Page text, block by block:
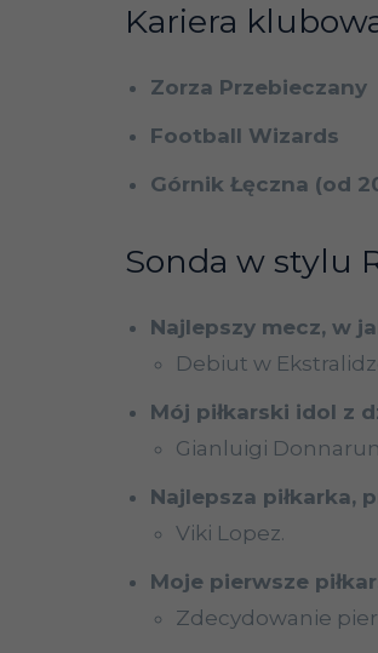
Kariera
Zorza Przebieczany
Football Wizards
Górnik Łęczna (od
Sonda w stylu
Najlepszy mecz, w
Debiut w
Mój piłkarski idol z
Gianluigi
Najlepsza piłkarka,
Viki Lopez.
Moje pierwsze
Zdecydowanie